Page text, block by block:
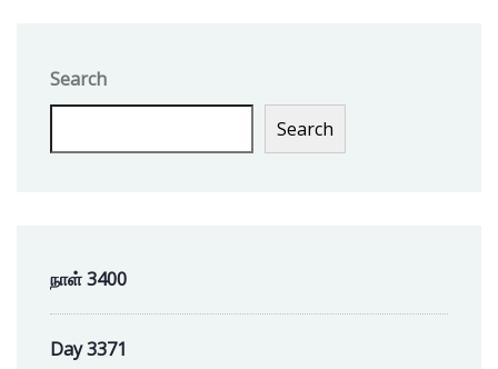
Search
Search
நாள் 3400
Day 3371